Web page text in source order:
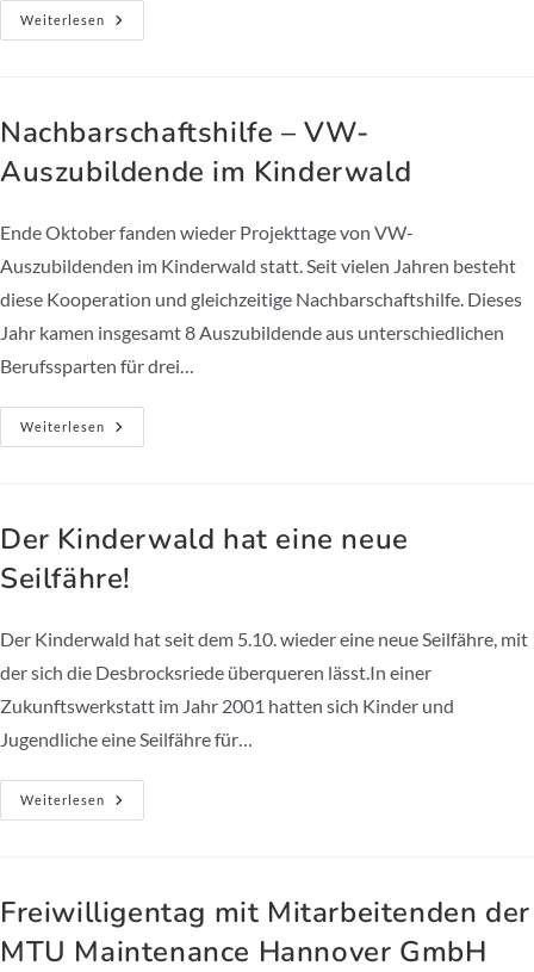
Weiterlesen
Vorbereitung
Für
Ersten
Planen
Junge
Sommercamp
Nachbarschaftshilfe – VW-
Auszubildende im Kinderwald
Ende Oktober fanden wieder Projekttage von VW-
Auszubildenden im Kinderwald statt. Seit vielen Jahren besteht
diese Kooperation und gleichzeitige Nachbarschaftshilfe. Dieses
Jahr kamen insgesamt 8 Auszubildende aus unterschiedlichen
Berufssparten für drei…
Weiterlesen
Nachbarschaftshilfe
–
Der Kinderwald hat eine neue
Seilfähre!
Der Kinderwald hat seit dem 5.10. wieder eine neue Seilfähre, mit
der sich die Desbrocksriede überqueren lässt.In einer
Zukunftswerkstatt im Jahr 2001 hatten sich Kinder und
Jugendliche eine Seilfähre für…
Weiterlesen
Der
Kinderwald
Freiwilligentag mit Mitarbeitenden der
MTU Maintenance Hannover GmbH